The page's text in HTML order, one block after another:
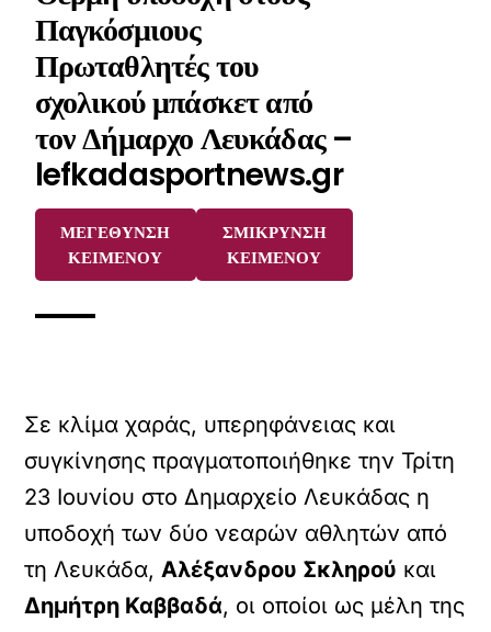
Παγκόσμιους
Πρωταθλητές του
σχολικού μπάσκετ από
τον Δήμαρχο Λευκάδας –
lefkadasportnews.gr
ΜΕΓΕΘΥΝΣΗ
ΚΕΙΜΕΝΟΥ
ΣΜΙΚΡΥΝΣΗ
ΚΕΙΜΕΝΟΥ
Σε κλίμα χαράς, υπερηφάνειας και
συγκίνησης πραγματοποιήθηκε την Τρίτη
23 Ιουνίου στο Δημαρχείο Λευκάδας η
υποδοχή των δύο νεαρών αθλητών από
τη Λευκάδα,Αλέξανδρου Σκληρού και
Δημήτρη Καββαδά, οι οποίοι ως μέλη της